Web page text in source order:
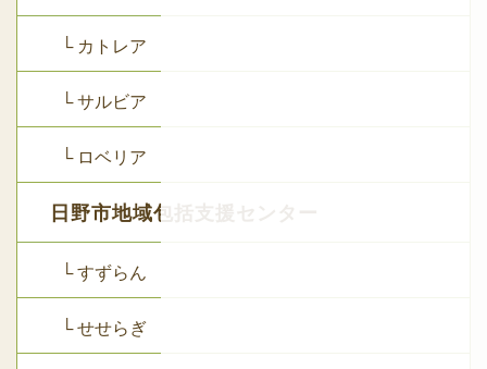
└ カトレア
└ サルビア
└ ロベリア
日野市地域包括支援センター
└ すずらん
└ せせらぎ